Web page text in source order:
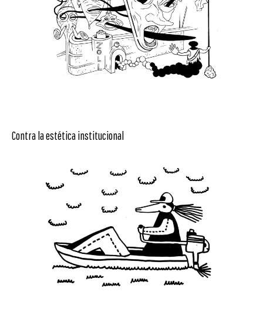
Contra la estética institucional